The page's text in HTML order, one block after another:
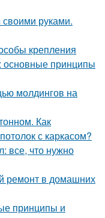
своими руками.
крепления
основные принципы
молдингов на
Как
с каркасом?
все, что нужно
ремонт в домашних
принципы и